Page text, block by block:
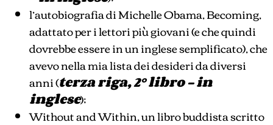
l’autobiografia di Michelle Obama, Becoming,
adattato per i lettori più giovani (e che quindi
dovrebbe essere in un inglese semplificato), che
avevo nella mia lista dei desideri da diversi
anni (terza riga, 2° libro – in
inglese);
Without and Within, un libro buddista scritto